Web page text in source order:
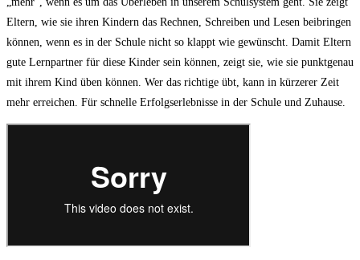
Eltern, wie sie ihren Kindern das Rechnen, Schreiben und Lesen beibringen
können, wenn es in der Schule nicht so klappt wie gewünscht. Damit Eltern
gute Lernpartner für diese Kinder sein können, zeigt sie, wie sie punktgenau
mit ihrem Kind üben können. Wer das richtige übt, kann in kürzerer Zeit
mehr erreichen. Für schnelle Erfolgserlebnisse in der Schule und Zuhause.